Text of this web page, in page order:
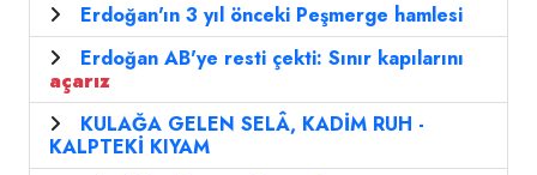
Erdoğan'ın 3 yıl önceki Peşmerge hamlesi
Erdoğan AB'ye resti çekti: Sınır kapılarını
açarız
KULAĞA GELEN SELÂ, KADİM RUH -
KALPTEKİ KIYAM